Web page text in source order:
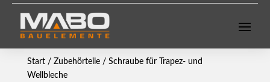
Start/ Zubehörteile/ Schraube für Trapez- und
Wellbleche